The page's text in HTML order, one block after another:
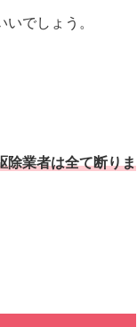
でしょう。
除業者は全て断りま